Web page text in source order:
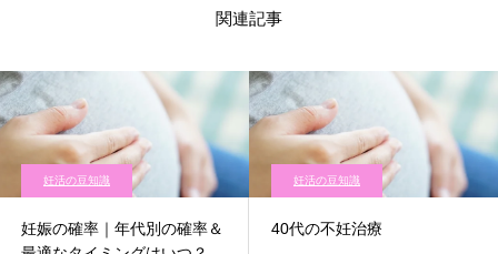
関連記事
妊活の豆知識
妊娠の確率｜年代別の確率＆
妊活の豆知識
40代の不妊治療